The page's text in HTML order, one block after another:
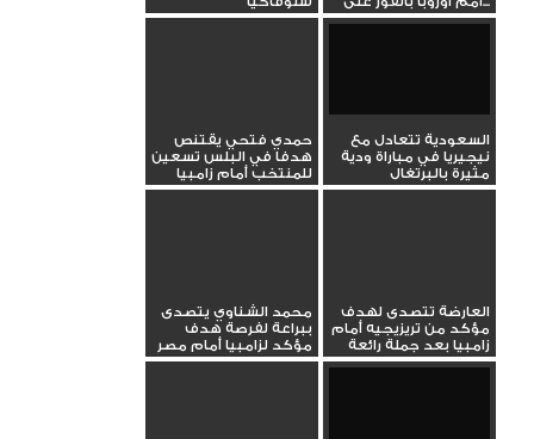
السعودية تتعادل مع
نيجيريا في مباراة ودية
مثيرة بالبرتغال
حمدي فتحي يقتنص
هدفا في البلس تسعين
للمنتخب أمام زامبيا
العارضة تتصدى لهدف
مؤكد من تريزيجيه أمام
زامبيا بعد جملة رائعة
محمد الشناوي يتصدى
ببراعة لفرصة هدف
مؤكد لزامبيا أمام مصر